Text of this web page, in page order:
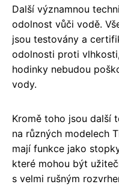
Další významnou
odolnost vůči vodě.
jsou testovány a
odolnosti proti
hodinky nebudou
vody.
Kromě toho jsou další
na různých modelech
mají funkce jako
které mohou být
s velmi rušným